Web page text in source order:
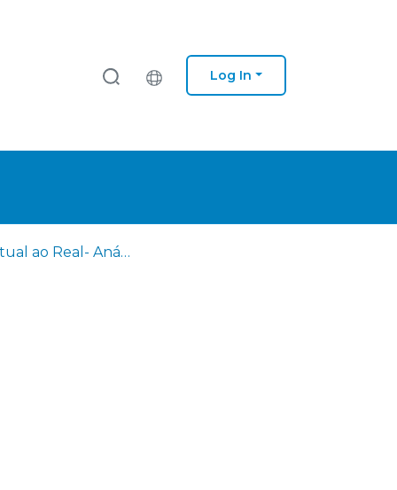
Log In
Do Virtual ao Real- Análise do Mercado dos Lavradores